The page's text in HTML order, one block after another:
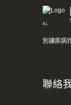
AL
別讓疾病
聯絡